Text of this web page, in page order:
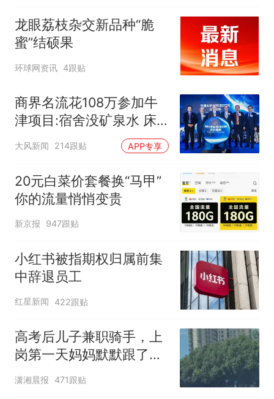
龙眼荔枝杂交新品种“脆
蜜”结硕果
环球网资讯 4跟贴
商界名流花108万参加牛
津项目:宿舍没矿泉水 床
咯吱响
大风新闻 214跟贴 APP专享
20元白菜价套餐换“马甲”
你的流量悄悄变贵
新京报 947跟贴
小红书被指期权归属前集
中辞退员工
红星新闻 422跟贴
高考后儿子兼职骑手，上
岗第一天妈妈默默跟了三
公里，感慨孩子真的长大
了
潇湘晨报 471跟贴